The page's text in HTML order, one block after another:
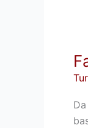
an
på
–